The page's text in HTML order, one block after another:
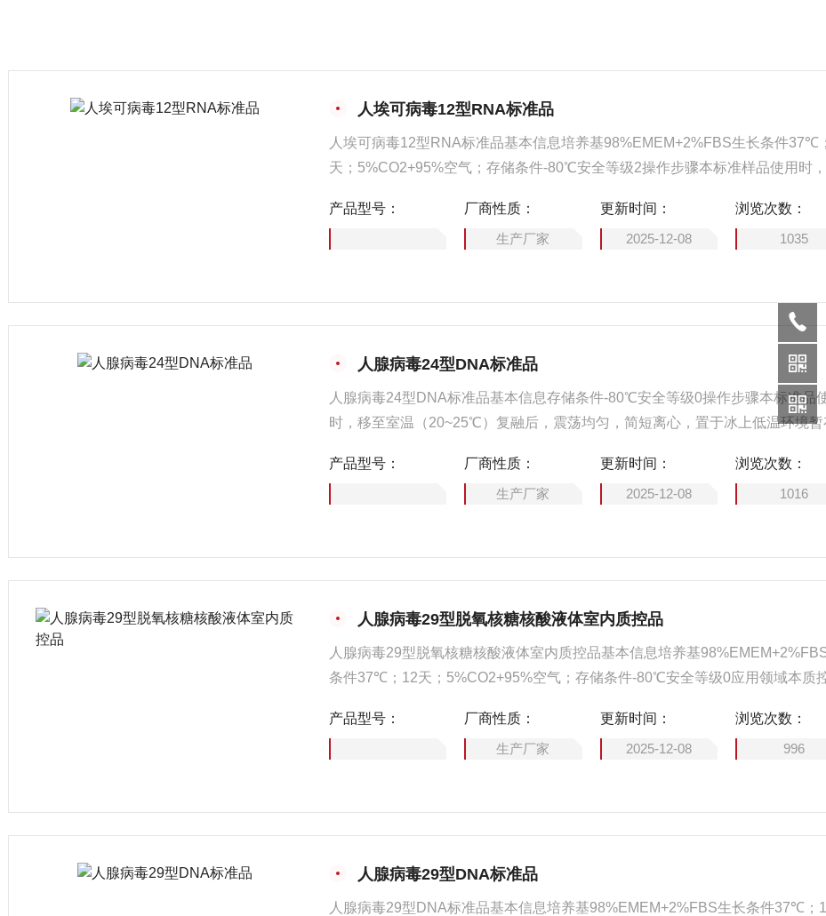
人埃可病毒12型RNA标准品
人埃可病毒12型RNA标准品基本信息培养基98%EMEM+2%FBS生长条件37℃
天；5%CO2+95%空气；存储条件-80℃安全等级2操作步骤本标准样品使用时
反复冻融
产品型号：
厂商性质：
生产厂家
更新时间：
2025-12-08
浏览次数：
1035
人腺病毒24型DNA标准品
人腺病毒24型DNA标准品基本信息存储条件-80℃安全等级0操作步骤本标准品
时，移至室温（20~25℃）复融后，震荡均匀，简短离心，置于冰上低温环境暂
产品型号：
厂商性质：
生产厂家
更新时间：
2025-12-08
浏览次数：
1016
人腺病毒29型脱氧核糖核酸液体室内质控品
人腺病毒29型脱氧核糖核酸液体室内质控品基本信息培养基
条件37℃；12天；5%CO2+95%空气；存储条件-80℃安全等级0应用领域本质
字PCR定值，可用于方法建立、工作标准赋值、方法确认与评价、产品质量控
产品型号：
厂商性质：
生产厂家
更新时间：
2025-12-08
浏览次数：
996
人腺病毒29型DNA标准品
人腺病毒29型DNA标准品基本信息培养基98%EMEM+2%FBS生长条件37℃；